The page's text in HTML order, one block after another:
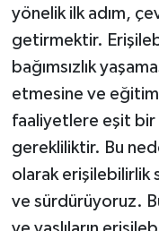
yönelik ilk adım,
getirmektir.
bağımsızlık
etmesine ve
faaliyetlere eşit bir
gerekliliktir. Bu
olarak erişilebilirlik
ve sürdürüyoruz.